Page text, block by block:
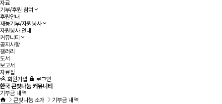
자료
기부/후원 참여
후원안내
재능기부/자원봉사
자원봉사 안내
커뮤니티
공지사항
갤러리
도서
보고서
자료집
회원가입
로그인
한국 큰빛나눔 커뮤니티
기부금 내역
큰빛나눔 소개
기부금 내역